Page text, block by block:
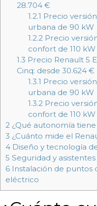
28.704 €
1.2.1 Precio
urbana de 90 kW
1.2.2Precio
confort de 110 kW
1.3 Precio Renault 5
Cinq: desde 30.624 €
1.3.1 Precio
urbana de 90 kW
1.3.2Precio
confort de 110 kW
2 ¿Qué autonomía
3 ¿Cuánto mide el
4 Diseño y tecnología
5 Seguridad y
6 Instalación de puntos
eléctrico